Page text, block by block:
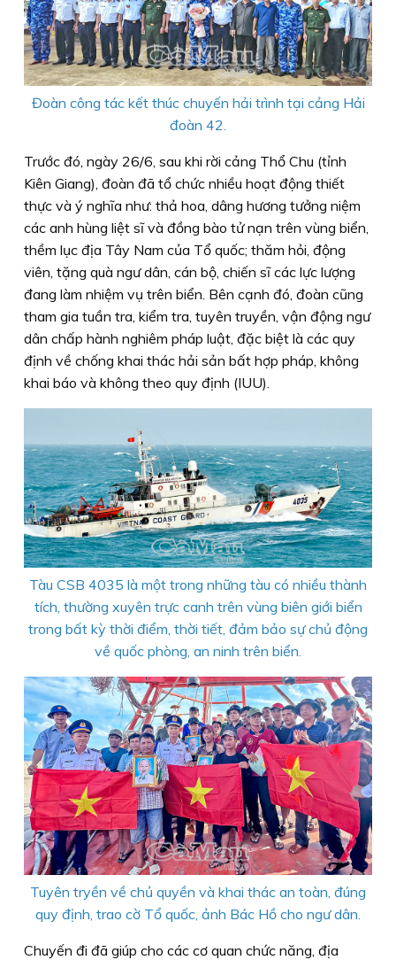
Đoàn công tác kết thúc chuyến hải trình tại cảng Hải
đoàn 42.
Trước đó, ngày 26/6, sau khi rời cảng Thổ Chu (tỉnh
Kiên Giang), đoàn đã tổ chức nhiều hoạt động thiết
thực và ý nghĩa như: thả hoa, dâng hương tưởng niệm
các anh hùng liệt sĩ và đồng bào tử nạn trên vùng biển,
thềm lục địa Tây Nam của Tổ quốc; thăm hỏi, động
viên, tặng quà ngư dân, cán bộ, chiến sĩ các lực lượng
đang làm nhiệm vụ trên biển. Bên cạnh đó, đoàn cũng
tham gia tuần tra, kiểm tra, tuyên truyền, vận động ngư
dân chấp hành nghiêm pháp luật, đặc biệt là các quy
định về chống khai thác hải sản bất hợp pháp, không
khai báo và không theo quy định (IUU).
Tàu CSB 4035 là một trong những tàu có nhiều thành
tích, thường xuyên trực canh trên vùng biên giới biển
trong bất kỳ thời điểm, thời tiết, đảm bảo sự chủ động
về quốc phòng, an ninh trên biển.
Tuyên tryền về chủ quyền và khai thác an toàn, đúng
quy định, trao cờ Tổ quốc, ảnh Bác Hồ cho ngư dân.
Chuyến đi đã giúp cho các cơ quan chức năng, địa